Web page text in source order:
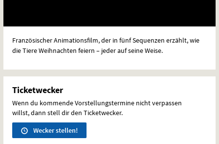
Französischer Animationsfilm, der in fünf Sequenzen erzählt, wie
die Tiere Weihnachten feiern – jeder auf seine Weise.
Ticketwecker
Wenn du kommende Vorstellungstermine nicht verpassen
willst, dann stell dir den Ticketwecker.
Wecker stellen!